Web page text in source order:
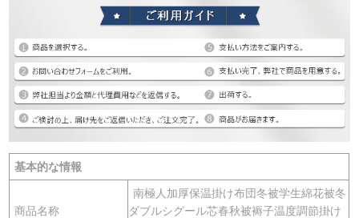
基本的な情報
商品名称
南極人加厚保温掛け布団冬被学生綿花被冬
ダブルシグール芯春秋被褥子温度調節掛け